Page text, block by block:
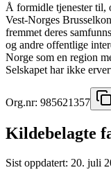
Å formidle tjenester til,
Vest-Norges
fremmet deres
og andre offentlige
Norge som en region
Selskapet har ikke
Org.nr: 985621357
Kildebelagte
Sist oppdatert: 20. juli